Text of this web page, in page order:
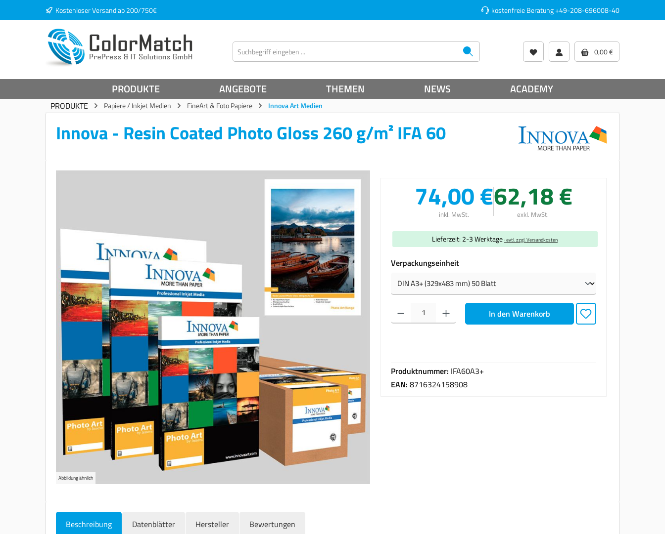
Zur Hauptnavigation springen
Kostenloser Versand ab 200/750€ kostenfreie Beratung+49-208-696008-40
0,00 €
PRODUKTE ANGEBOTE THEMEN NEWS ACADEMY
PRODUKTE Papiere / Inkjet Medien FineArt & Foto Papiere Innova Art Medien
Innova - Resin Coated Photo Gloss 260 g/m² IFA 60
Abbildung ähnlich
74,00 €
inkl. MwSt.
62,18 €
exkl. MwSt.
Lieferzeit: 2-3 Werktage· evtl. zzgl. Versandkosten
Verpackungseinheitauswählen
Produkt Anzahl: Gib den gewünschten Wert ein oder benutze die Schaltflächen um die Anzahl zu erhöhen oder
In den Warenkorb
Produktnummer: IFA60A3+
EAN: 8716324158908
Beschreibung Datenblätter Hersteller Bewertungen